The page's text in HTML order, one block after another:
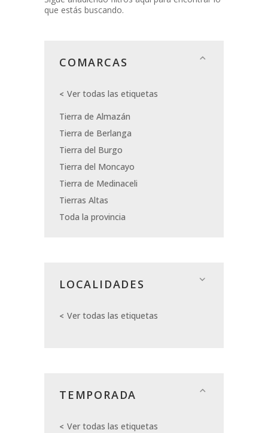
que estás buscando.
COMARCAS
Ver todas las etiquetas
Tierra de Almazán
Tierra de Berlanga
Tierra del Burgo
Tierra del Moncayo
Tierra de Medinaceli
Tierras Altas
Toda la provincia
LOCALIDADES
Ver todas las etiquetas
TEMPORADA
Ver todas las etiquetas